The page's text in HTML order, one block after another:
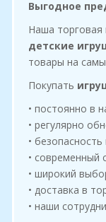
Выгодное
Наша торговая
детские
товары на
Покупать
• постоянно в
• регулярно
•
• современный
• широкий
• доставка в
• наши